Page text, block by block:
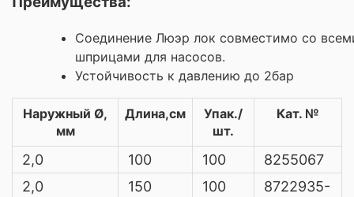
Соединение Люэр лок совместимо со
шприцами для насосов.
Устойчивость к давлению до 2бар
Наружный Ø,
мм
Длина,см
Упак./
шт.
Кат. №
2,0 100 100
8255067
2,0
150 100
8722935-